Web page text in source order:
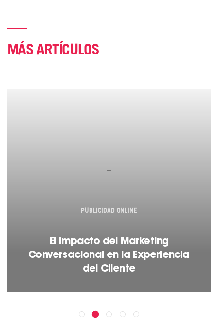
MÁS ARTÍCULOS
+
PUBLICIDAD ONLINE
El Impacto del Marketing
Conversacional en la Experiencia
del Cliente